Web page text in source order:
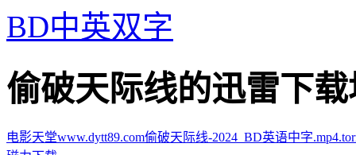
BD中英双字
偷破天际线的迅雷下载
电影天堂www.dytt89.com偷破天际线-2024_BD英语中字